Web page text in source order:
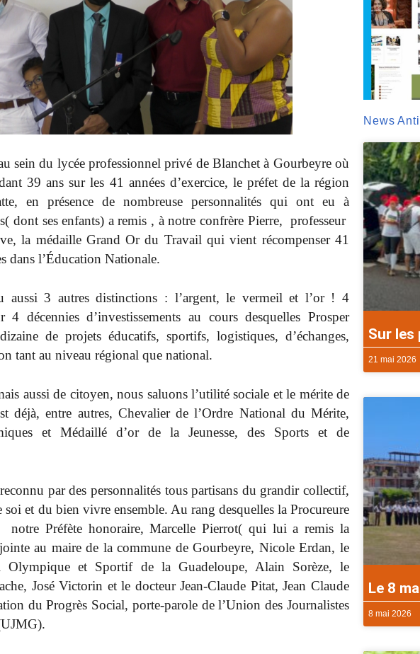
sein du lycée professionnel privé de Blanchet à Gourbeyre où
39 ans sur les 41 années d’exercice, le préfet de la région
en présence de nombreuse personnalités qui ont eu à
dont ses enfants) a remis , à notre confrère Pierre, professeur
la médaille Grand Or du Travail qui vient récompenser 41
dans l’Éducation Nationale.
aussi 3 autres distinctions : l’argent, le vermeil et l’or ! 4
décennies d’investissements au cours desquelles Prosper
de projets éducatifs, sportifs, logistiques, d’échanges,
tant au niveau régional que national.
aussi de citoyen, nous saluons l’utilité sociale et le mérite de
déjà, entre autres, Chevalier de l’Ordre National du Mérite,
et Médaillé d’or de la Jeunesse, des Sports et de
par des personnalités tous partisans du grandir collectif,
soi et du bien vivre ensemble. Au rang desquelles la Procureure
notre Préfète honoraire, Marcelle Pierrot( qui lui a remis la
au maire de la commune de Gourbeyre, Nicole Erdan, le
Olympique et Sportif de la Guadeloupe, Alain Sorèze, le
José Victorin et le docteur Jean-Claude Pitat, Jean Claude
du Progrès Social, porte-parole de l’Union des Journalistes
News
Sur les
21 mai 2026
Le 8
8 mai 2026